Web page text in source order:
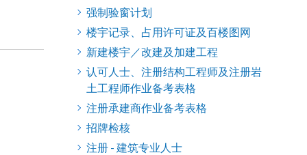
强制验窗计划
楼宇记录、占用许可证及百楼图网
新建楼宇／改建及加建工程
认可人士、注册结构工程师及注册岩
土工程师作业备考表格
注册承建商作业备考表格
招牌检核
注册 - 建筑专业人士